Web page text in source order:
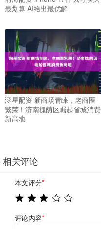
最划算 AI给出最优解
涵星配资 新商场青睐，老商圈
繁荣！济南槐荫区崛起省城消费
新高地
相关评论
本文评分*
评论内容*